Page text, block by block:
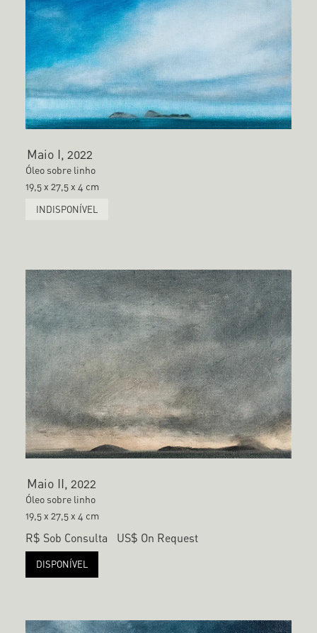
Maio I, 2022
Óleo sobre linho
19,5 x 27,5 x 4 cm
INDISPONÍVEL
Maio II, 2022
Óleo sobre linho
19,5 x 27,5 x 4 cm
R$ Sob Consulta US$ On Request
DISPONÍVEL